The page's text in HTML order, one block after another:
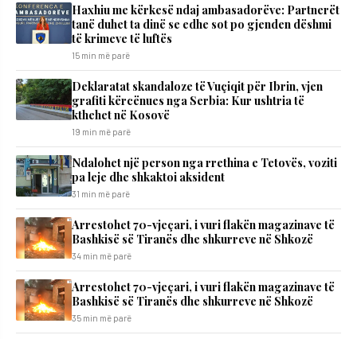
​Haxhiu me kërkesë ndaj ambasadorëve: Partnerët
tanë duhet ta dinë se edhe sot po gjenden dëshmi
të krimeve të luftës
15 min më parë
Deklaratat skandaloze të Vuçiqit për Ibrin, vjen
grafiti kërcënues nga Serbia: Kur ushtria të
kthehet në Kosovë
19 min më parë
Ndalohet një person nga rrethina e Tetovës, voziti
pa leje dhe shkaktoi aksident
31 min më parë
Arrestohet 70-vjeçari, i vuri flakën magazinave të
Bashkisë së Tiranës dhe shkurreve në Shkozë
34 min më parë
Arrestohet 70-vjeçari, i vuri flakën magazinave të
Bashkisë së Tiranës dhe shkurreve në Shkozë
35 min më parë